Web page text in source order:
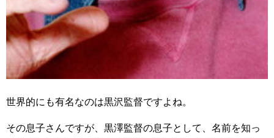
世界的にも有名なのは黒沢監督ですよね。
その息子さんですが、黒澤監督の息子として、名前を知っ